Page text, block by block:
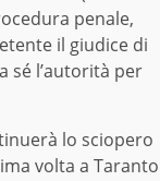
penale,
il giudice di
sé l’autorità per
lo sciopero
volta a Taranto